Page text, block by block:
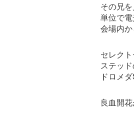
その兄
単位で
会場内か
セレク
ステッ
ドロメ
良血開